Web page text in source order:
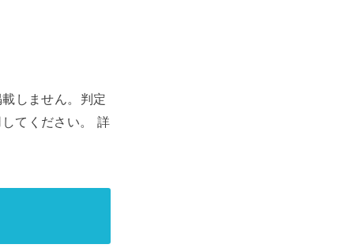
しません。判定
てください。 詳